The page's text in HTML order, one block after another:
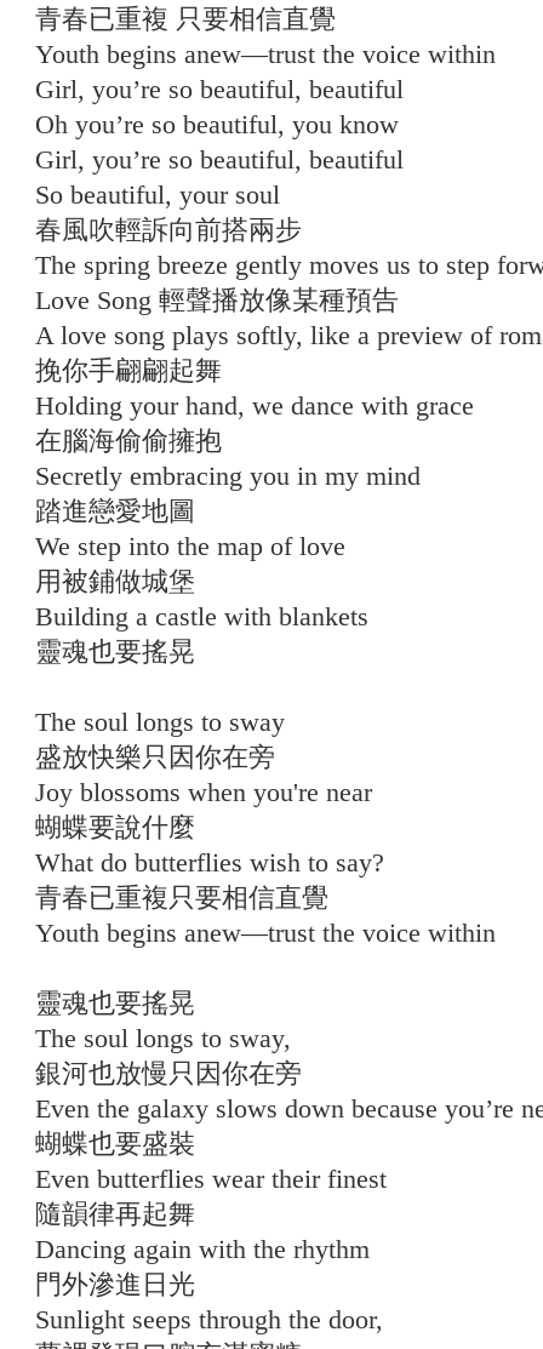
青春已重複 只要相信直覺
Youth begins anew—trust the voice within
Girl, you’re so beautiful, beautiful
Oh you’re so beautiful, you know
Girl, you’re so beautiful, beautiful
So beautiful, your soul
春風吹輕訴向前搭兩步
The spring breeze gently moves us to step
Love Song 輕聲播放像某種預告
A love song plays softly, like a preview of
挽你手翩翩起舞
Holding your hand, we dance with grace
在腦海偷偷擁抱
Secretly embracing you in my mind
踏進戀愛地圖
We step into the map of love
用被鋪做城堡
Building a castle with blankets
靈魂也要搖晃
The soul longs to sway
盛放快樂只因你在旁
Joy blossoms when you're near
蝴蝶要說什麼
What do butterflies wish to say?
青春已重複只要相信直覺
Youth begins anew—trust the voice within
靈魂也要搖晃
The soul longs to sway,
銀河也放慢只因你在旁
Even the galaxy slows down because you’re
蝴蝶也要盛裝
Even butterflies wear their finest
隨韻律再起舞
Dancing again with the rhythm
門外滲進日光
Sunlight seeps through the door,